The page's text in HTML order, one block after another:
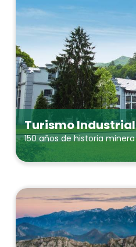
Turismo Industrial
150 años de historia minera